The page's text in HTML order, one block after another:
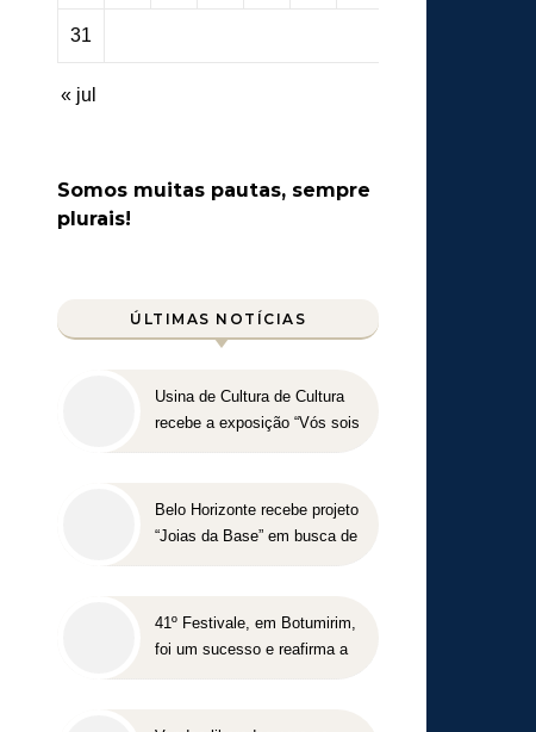
31
« jul
Somos muitas pautas, sempre
plurais!
ÚLTIMAS NOTÍCIAS
Usina de Cultura de Cultura
recebe a exposição “Vós sois
Belo Horizonte recebe projeto
“Joias da Base” em busca de
41º Festivale, em Botumirim,
foi um sucesso e reafirma a